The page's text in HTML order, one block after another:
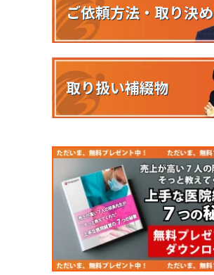
ご依頼方法・取り決め
取り扱い補綴物